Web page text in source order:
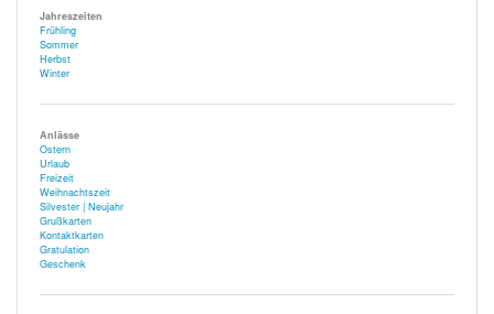
Jahreszeiten
Frühling
Sommer
Herbst
Winter
Anlässe
Ostern
Urlaub
Freizeit
Weihnachtszeit
Silvester | Neujahr
Grußkarten
Kontaktkarten
Gratulation
Geschenk